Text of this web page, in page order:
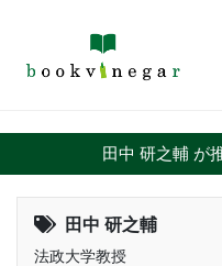
田中 研之輔 が
田中 研之輔
法政大学教授